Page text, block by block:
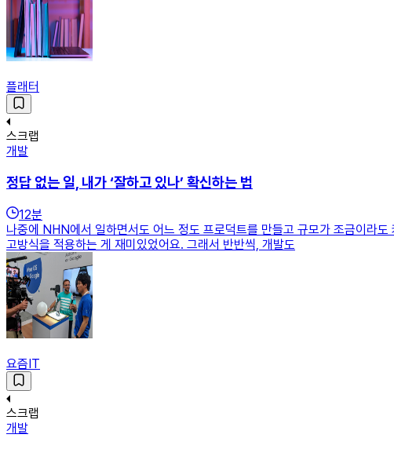
플래터
스크랩
개발
정답 없는 일, 내가 ‘잘하고 있나’ 확신하는 법
12분
나중에 NHN에서 일하면서도 어느 정도 프로덕트를 만들고 규모가 조금이라
고방식을 적용하는 게 재미있었어요. 그래서 반반씩, 개발도
요즘IT
스크랩
개발